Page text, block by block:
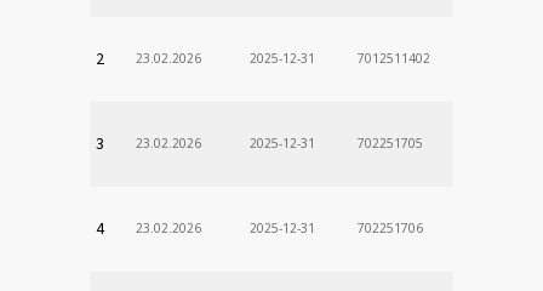
2 23.02.2026 2025-12-31 7012511402
3 23.02.2026 2025-12-31 702251705
4 23.02.2026 2025-12-31 702251706